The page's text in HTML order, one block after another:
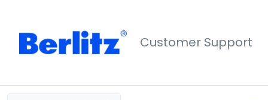
Customer Support